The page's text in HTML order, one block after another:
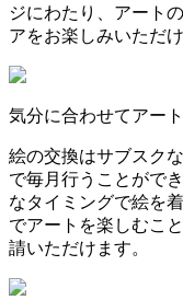
ジにわたり、アート
アをお楽しみいただけ
気分に合わせてアー
絵の交換はサブスク
で毎月行うことがで
なタイミングで絵を
でアートを楽しむこ
請いただけます。